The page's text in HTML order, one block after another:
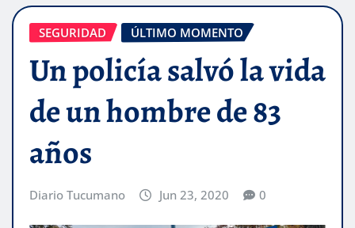
SEGURIDAD ÚLTIMO MOMENTO
Un policía salvó la vida
de un hombre de 83
años
Diario Tucumano Jun 23, 2020 0